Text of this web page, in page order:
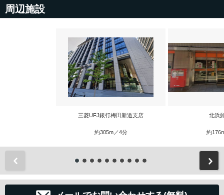
周辺施設
三菱UFJ銀行梅田新道支店
約305m／4分
北浜
約